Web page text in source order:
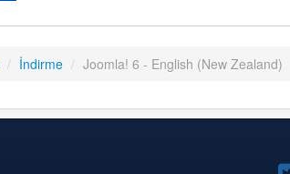
/ İndirme / Joomla! 6 - English (New Zealand)